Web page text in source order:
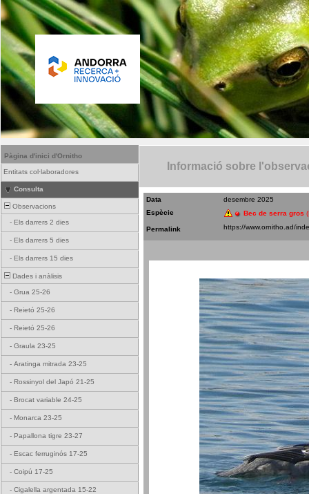
Pàgina d'inici d'Ornitho
Entitats col·laboradores
Consulta
Observacions
- Els darrers 2 dies
- Els darrers 5 dies
- Els darrers 15 dies
Dades i anàlisis
- Grua 25-26
- Reietó 25-26
- Reietó 25-26
- Graula 23-25
- Aratinga mitrada 23-25
- Rossinyol del Japó 21-25
- Brocat variable 24-25
- Monarca 23-25
- Papallona tigre 23-27
- Escac ferruginós 17-25
- Coipú 17-25
- Cigalella argentada 15-22
Informació sobre
Data
desembre 2025
Espècie
Bec de serra gros
Permalink